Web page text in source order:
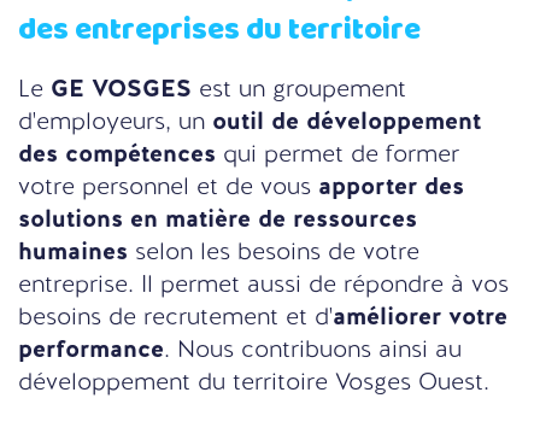
des entreprises du territoire
Le GE VOSGES est un groupement
d'employeurs, un outil de développement
des compétences qui permet de former
votre personnel et de vous apporter des
solutions en matière de ressources
humaines selon les besoins de votre
entreprise. Il permet aussi de répondre à vos
besoins de recrutement et d'améliorer votre
performance. Nous contribuons ainsi au
développement du territoire Vosges Ouest.